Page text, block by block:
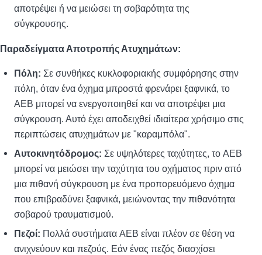
αποτρέψει ή να μειώσει τη σοβαρότητα της
σύγκρουσης.
Παραδείγματα Αποτροπής Ατυχημάτων:
Πόλη: Σε συνθήκες κυκλοφοριακής συμφόρησης στην
πόλη, όταν ένα όχημα μπροστά φρενάρει ξαφνικά, το
AEB μπορεί να ενεργοποιηθεί και να αποτρέψει μια
σύγκρουση. Αυτό έχει αποδειχθεί ιδιαίτερα χρήσιμο στις
περιπτώσεις ατυχημάτων με "καραμπόλα".
Αυτοκινητόδρομος: Σε υψηλότερες ταχύτητες, το AEB
μπορεί να μειώσει την ταχύτητα του οχήματος πριν από
μια πιθανή σύγκρουση με ένα προπορευόμενο όχημα
που επιβραδύνει ξαφνικά, μειώνοντας την πιθανότητα
σοβαρού τραυματισμού.
Πεζοί: Πολλά συστήματα AEB είναι πλέον σε θέση να
ανιχνεύουν και πεζούς. Εάν ένας πεζός διασχίσει